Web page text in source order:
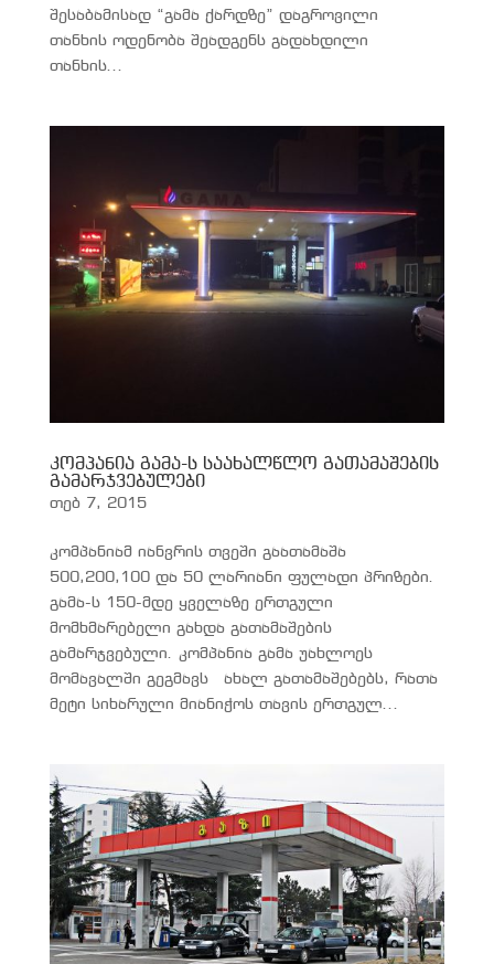
შესაბამისად “გამა ქარდზე” დაგროვილი
თანხის ოდენობა შეადგენს გადახდილი
თანხის...
კომპანია გამა-ს საახალწლო გათამაშების
გამარჯვებულები
თებ 7, 2015
კომპანიამ იანვრის თვეში გაათამაშა
500,200,100 და 50 ლარიანი ფულადი პრიზები.
გამა-ს 150-მდე ყველაზე ერთგული
მომხმარებელი გახდა გათამაშების
გამარჯვებული. კომპანია გამა უახლოეს
მომავალში გეგმავს ახალ გათამაშებებს, რათა
მეტი სიხარული მიანიჭოს თავის ერთგულ...